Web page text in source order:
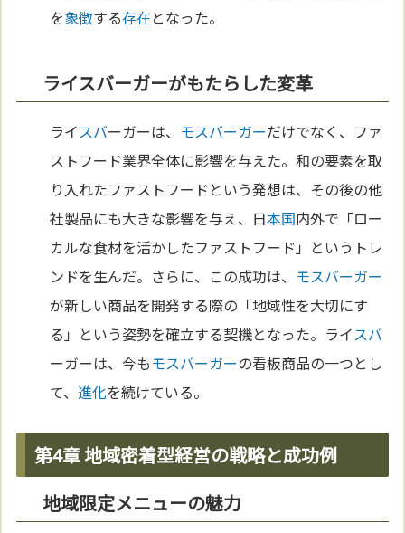
を象徴する存在となった。
ライスバーガーがもたらした変革
ライスバーガーは、 モスバーガーだけでなく、ファ
ストフード業界全体に影響を与えた。和の要素を取
り入れたファストフードという発想は、その後の他
社製品にも大きな影響を与え、日本国内外で「ロー
カルな食材を活かしたファストフード」というトレ
ンドを生んだ。さらに、この成功は、 モスバーガー
が新しい商品を開発する際の「地域性を大切にす
る」という姿勢を確立する契機となった。ライスバ
ーガーは、今もモスバーガーの看板商品の一つとし
て、進化を続けている。
第4章 地域密着型経営の戦略と成功例
地域限定メニューの魅力